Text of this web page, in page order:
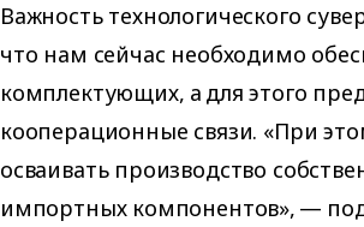
Важность технологического
что нам сейчас необходимо
комплектующих, а для этого
кооперационные связи. «При
осваивать производство
импортных компонентов», —